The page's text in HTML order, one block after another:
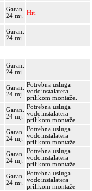
Garan.
24 mj.
Hit.
Garan.
24 mj.
Garan.
24 mj.
Garan.
24 mj.
Potrebna usluga
vodoinstalatera
prilikom montaže.
Garan.
24 mj.
Potrebna usluga
vodoinstalatera
prilikom montaže.
Garan.
24 mj.
Potrebna usluga
vodoinstalatera
prilikom montaže.
Garan.
24 mj.
Potrebna usluga
vodoinstalatera
prilikom montaže.
Garan.
24 mj.
Potrebna usluga
vodoinstalatera
prilikom montaže